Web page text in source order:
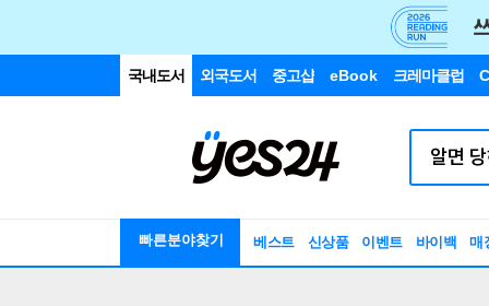
국내도서 외국도서 중고샵 eBook 크레마클럽
빠른분야찾기 베스트 신상품 이벤트 바이백 매